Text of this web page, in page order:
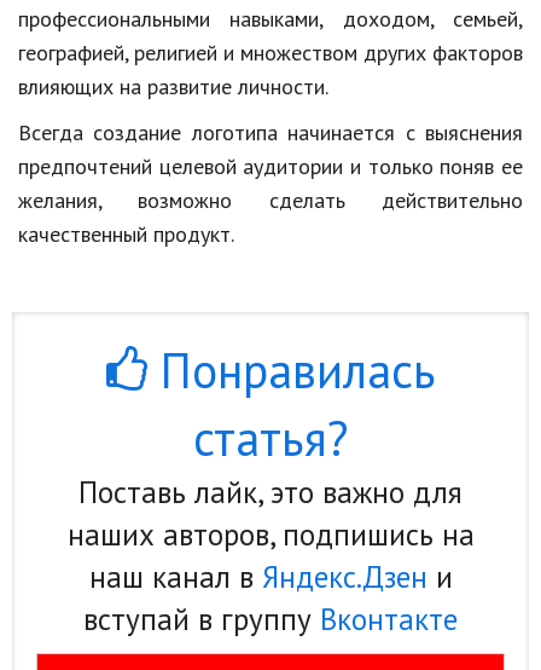
профессиональными навыками, доходом, семьей,
географией, религией и множеством других факторов
влияющих на развитие личности.
Всегда создание логотипа начинается с выяснения
предпочтений целевой аудитории и только поняв ее
желания, возможно сделать действительно
качественный продукт.
Понравилась
статья?
Поставь лайк, это важно для
наших авторов, подпишись на
наш канал в Яндекс.Дзен и
вступай в группу Вконтакте